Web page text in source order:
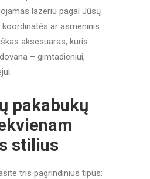
lazeriu pagal Jūsų
koordinatės ar asmeninis
aksesuaras, kuris
– gimtadieniui,
pakabukų
stilius
tris pagrindinius tipus: